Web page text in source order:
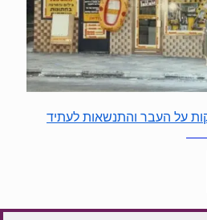
על העבר והתנשאות לעתיד